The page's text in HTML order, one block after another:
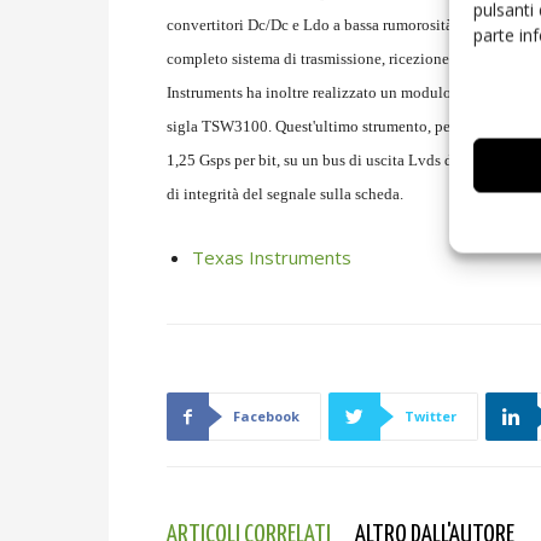
pulsanti
parte
convertitori Dc/Dc e Ldo a bassa rumorosità. Gli Evm
completo sistema di trasmissione, ricezione e pre-
Instruments ha inoltre realizzato un modulo generatore
sigla TSW3100. Quest'ultimo strumento, pensato per
1,25 Gsps per bit, su un bus di uscita Lvds double data
di integrità del segnale sulla scheda.
Texas Instruments
Facebook Twitter
ARTICOLI CORRELATI ALTRO DALL'AUTORE